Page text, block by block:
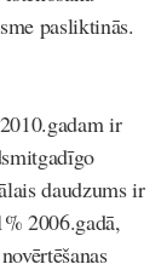
pasliktinās.
ir
daudzums ir
2006.gadā,